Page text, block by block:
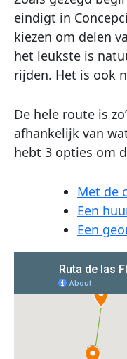
eindigt in
kiezen om delen
het leukste is
rijden. Het is ook
De hele route is
afhankelijk van
hebt 3 opties om
Met de
Een
Een